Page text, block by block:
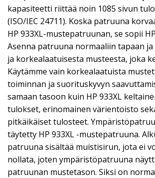
kapasiteetti riittää noin 1085 sivun
(ISO/IEC 24711). Koska patruuna
HP 933XL-mustepatruunan, se sopii
Asenna patruuna normaaliin tapaan
ja korkealaatuisesta musteesta, joka
Käytämme vain korkealaatuista
toiminnan ja suorituskyvyn
samaan tasoon kuin HP 933XL
tulokset, erinomainen värientoisto
pitkäikäiset tulosteet.
täytetty HP 933XL -mustepatruuna.
patruuna sisältää muistisirun, jota ei
nollata, joten ympäristöpatruuna
patruunan mustetason. Siksi on